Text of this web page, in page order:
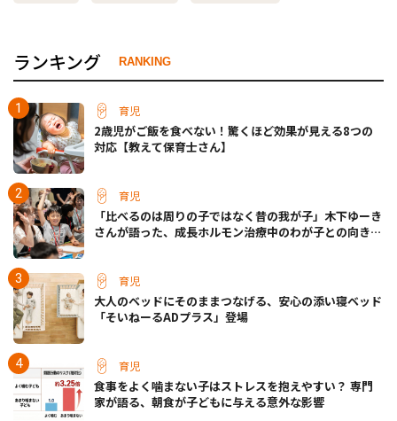
ランキング RANKING
育児
2歳児がご飯を食べない！驚くほど効果が見える8つの
対応【教えて保育士さん】
育児
「比べるのは周りの子ではなく昔の我が子」木下ゆーき
さんが語った、成長ホルモン治療中のわが子との向き合
育児
大人のベッドにそのままつなげる、安心の添い寝ベッド
「そいねーるADプラス」登場
育児
食事をよく噛まない子はストレスを抱えやすい？ 専門
家が語る、朝食が子どもに与える意外な影響